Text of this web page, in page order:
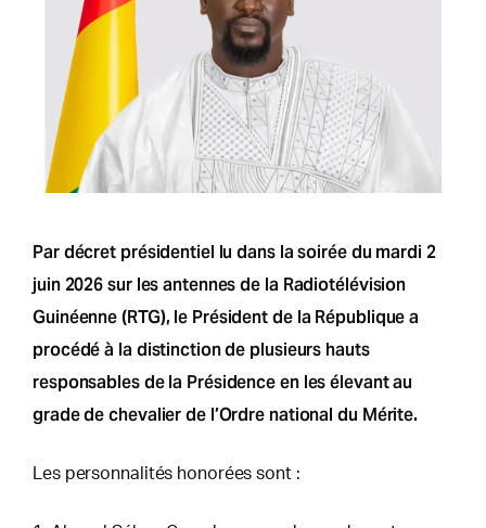
Par décret présidentiel lu dans la soirée du mardi 2
juin 2026 sur les antennes de la Radiotélévision
Guinéenne (RTG), le Président de la République a
procédé à la distinction de plusieurs hauts
responsables de la Présidence en les élevant au
grade de chevalier de l’Ordre national du Mérite.
Les personnalités honorées sont :